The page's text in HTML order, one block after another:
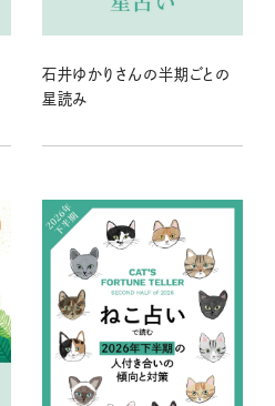
石井ゆかりさんの半期ごとの
星読み